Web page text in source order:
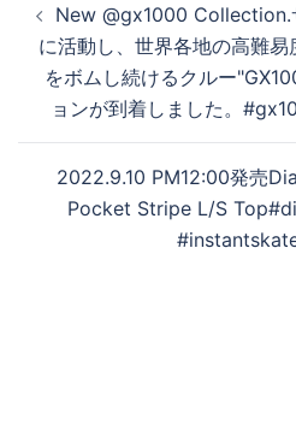
稿
ナ
New @gx1000 Collection.
に活動し、世界各地の高難易
をボムし続けるクルー
ョンが到着しました。
2022.9.10 PM12:00発売
Pocket Stripe L/S